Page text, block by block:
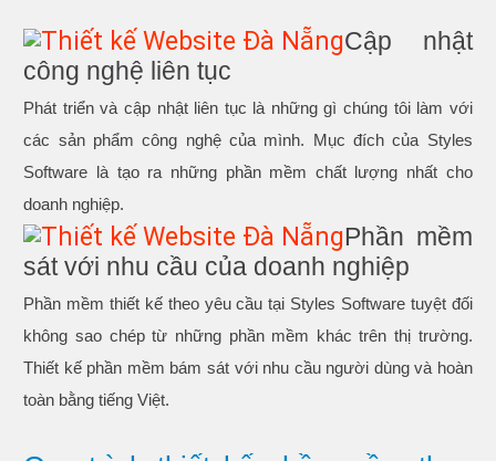
Cập nhật
công nghệ liên tục
Phát triển và cập nhật liên tục là những gì chúng tôi làm với
các sản phẩm công nghệ của mình. Mục đích của Styles
Software là tạo ra những phần mềm chất lượng nhất cho
doanh nghiệp.
Phần mềm
sát với nhu cầu của doanh nghiệp
Phần mềm thiết kế theo yêu cầu tại Styles Software tuyệt đối
không sao chép từ những phần mềm khác trên thị trường.
Thiết kế phần mềm bám sát với nhu cầu người dùng và hoàn
toàn bằng tiếng Việt.